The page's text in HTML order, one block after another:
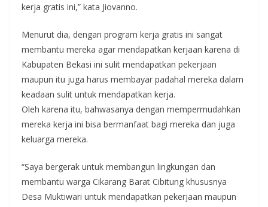
kerja gratis ini,” kata Jiovanno.
Menurut dia, dengan program kerja gratis ini sangat
membantu mereka agar mendapatkan kerjaan karena di
Kabupaten Bekasi ini sulit mendapatkan pekerjaan
maupun itu juga harus membayar padahal mereka dalam
keadaan sulit untuk mendapatkan kerja.
Oleh karena itu, bahwasanya dengan mempermudahkan
mereka kerja ini bisa bermanfaat bagi mereka dan juga
keluarga mereka.
“Saya bergerak untuk membangun lingkungan dan
membantu warga Cikarang Barat Cibitung khususnya
Desa Muktiwari untuk mendapatkan pekerjaan maupun